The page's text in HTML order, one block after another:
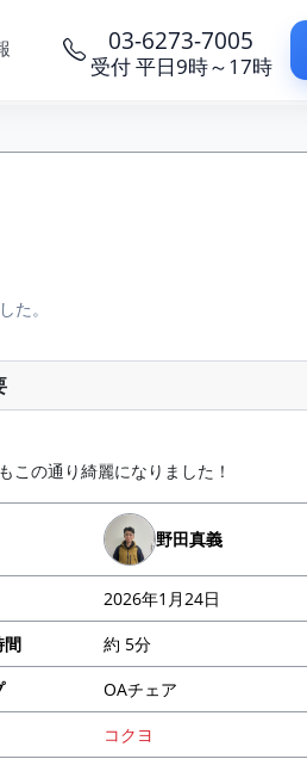
03-6273-7005
受付 平日9時～17時
た。
この通り綺麗になりました！
野田真義
2026年1月24日
間
約 5分
OAチェア
コクヨ